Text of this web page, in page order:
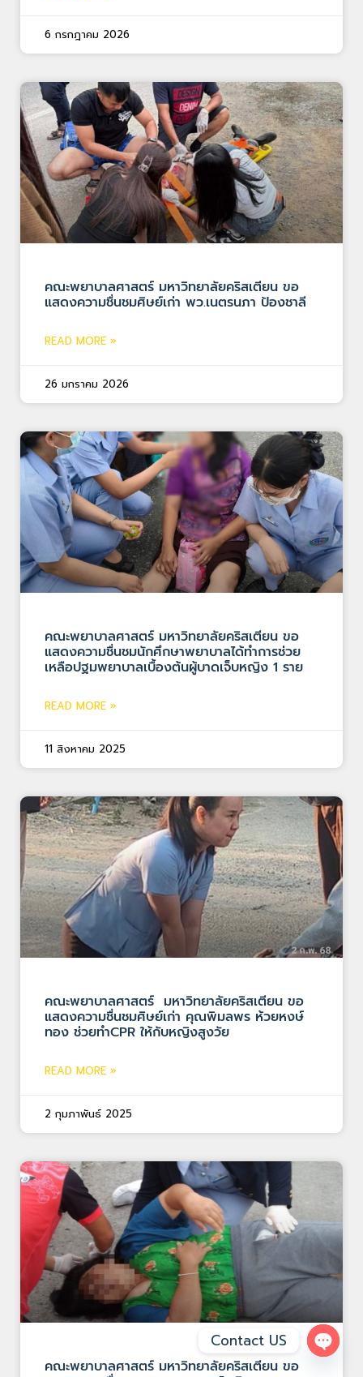
6 กรกฎาคม 2026
คณะพยาบาลศาสตร์ มหาวิทยาลัยคริสเตียน ขอ
แสดงความชื่นชมศิษย์เก่า พว.เนตรนภา ป้องชาลี
READ MORE »
26 มกราคม 2026
คณะพยาบาลศาสตร์ มหาวิทยาลัยคริสเตียน ขอ
แสดงความชื่นชมนักศึกษาพยาบาลได้ทำการช่วย
เหลือปฐมพยาบาลเบื้องต้นผู้บาดเจ็บหญิง 1 ราย
READ MORE »
11 สิงหาคม 2025
คณะพยาบาลศาสตร์ มหาวิทยาลัยคริสเตียน ขอ
แสดงความชื่นชมศิษย์เก่า คุณพิมลพร ห้วยหงษ์
ทอง ช่วยทำCPR ให้กับหญิงสูงวัย
READ MORE »
2 กุมภาพันธ์ 2025
คณะพยาบาลศาสตร์ มหาวิทยาลัยคริสเตียน ขอ
Contact US